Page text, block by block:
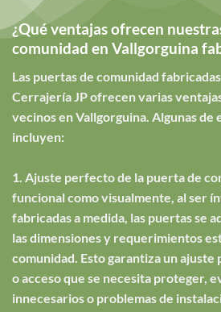
¿Qué ventajas ofrecen
comunidad en Vallgorguina
Las puertas de comunidad
Cerrajería JP ofrecen varias
vecinos en Vallgorguina. Algunas de
incluyen:
1. Ajuste perfecto de la puerta de
funcional como visualmente, al ser
fabricadas a medida, las puertas se
las dimensiones y requerimientos
comunidad. Esto garantiza un
o acceso que se necesita proteger,
innecesarios o problemas de